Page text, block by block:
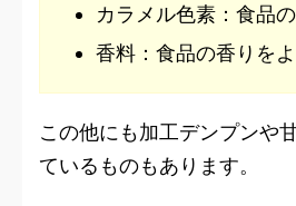
カラメル色素：食品
香料：食品の香りを
この他にも加工デンプンや
ているものもあります。